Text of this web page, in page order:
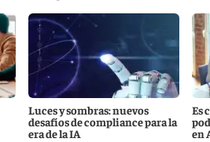
Luces y sombras: nuevos
desafíos de compliance para la
era de la IA
Es
en